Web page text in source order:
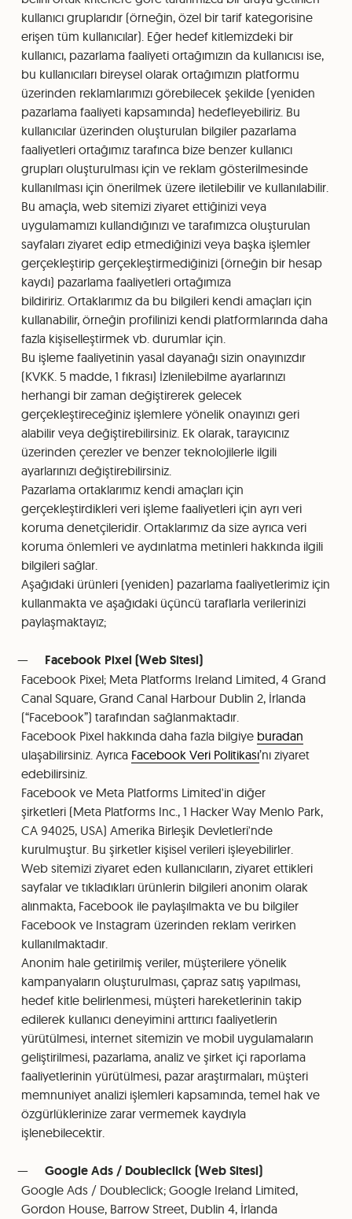
kullanıcı gruplarıdır (örneğin, özel bir tarif kategorisine
erişen tüm kullanıcılar). Eğer hedef kitlemizdeki bir
kullanıcı, pazarlama faaliyeti ortağımızın da kullanıcısı ise,
bu kullanıcıları bireysel olarak ortağımızın platformu
üzerinden reklamlarımızı görebilecek şekilde (yeniden
pazarlama faaliyeti kapsamında) hedefleyebiliriz. Bu
kullanıcılar üzerinden oluşturulan bilgiler pazarlama
faaliyetleri ortağımız tarafınca bize benzer kullanıcı
grupları oluşturulması için ve reklam gösterilmesinde
kullanılması için önerilmek üzere iletilebilir ve kullanılabilir.
Bu amaçla, web sitemizi ziyaret ettiğinizi veya
uygulamamızı kullandığınızı ve tarafımızca oluşturulan
sayfaları ziyaret edip etmediğinizi veya başka işlemler
gerçekleştirip gerçekleştirmediğinizi (örneğin bir hesap
kaydı) pazarlama faaliyetleri ortağımıza
bildiririz. Ortaklarımız da bu bilgileri kendi amaçları için
kullanabilir, örneğin profilinizi kendi platformlarında daha
fazla kişiselleştirmek vb. durumlar için.
Bu işleme faaliyetinin yasal dayanağı sizin onayınızdır
(KVKK. 5 madde, 1 fıkrası) İzlenilebilme ayarlarınızı
herhangi bir zaman değiştirerek gelecek
gerçekleştireceğiniz işlemlere yönelik onayınızı geri
alabilir veya değiştirebilirsiniz. Ek olarak, tarayıcınız
üzerinden çerezler ve benzer teknolojilerle ilgili
ayarlarınızı değiştirebilirsiniz.
Pazarlama ortaklarımız kendi amaçları için
gerçekleştirdikleri veri işleme faaliyetleri için ayrı veri
koruma denetçileridir. Ortaklarımız da size ayrıca veri
koruma önlemleri ve aydınlatma metinleri hakkında ilgili
bilgileri sağlar.
Aşağıdaki ürünleri (yeniden) pazarlama faaliyetlerimiz için
kullanmakta ve aşağıdaki üçüncü taraflarla verilerinizi
paylaşmaktayız;
Facebook Pixel (Web Sitesi)
Facebook Pixel; Meta Platforms Ireland Limited, 4 Grand
Canal Square, Grand Canal Harbour Dublin 2, İrlanda
(“Facebook”) tarafından sağlanmaktadır.
Facebook Pixel hakkında daha fazla bilgiye buradan
ulaşabilirsiniz. Ayrıca Facebook Veri Politikası’nı ziyaret
edebilirsiniz.
Facebook ve Meta Platforms Limited'in diğer
şirketleri (Meta Platforms Inc., 1 Hacker Way Menlo Park,
CA 94025, USA) Amerika Birleşik Devletleri'nde
kurulmuştur. Bu şirketler kişisel verileri işleyebilirler.
Web sitemizi ziyaret eden kullanıcıların, ziyaret ettikleri
sayfalar ve tıkladıkları ürünlerin bilgileri anonim olarak
alınmakta, Facebook ile paylaşılmakta ve bu bilgiler
Facebook ve Instagram üzerinden reklam verirken
kullanılmaktadır.
Anonim hale getirilmiş veriler, müşterilere yönelik
kampanyaların oluşturulması, çapraz satış yapılması,
hedef kitle belirlenmesi, müşteri hareketlerinin takip
edilerek kullanıcı deneyimini arttırıcı faaliyetlerin
yürütülmesi, internet sitemizin ve mobil uygulamaların
geliştirilmesi, pazarlama, analiz ve şirket içi raporlama
faaliyetlerinin yürütülmesi, pazar araştırmaları, müşteri
memnuniyet analizi işlemleri kapsamında, temel hak ve
özgürlüklerinize zarar vermemek kaydıyla
işlenebilecektir.
Google Ads / Doubleclick (Web Sitesi)
Google Ads / Doubleclick; Google Ireland Limited,
Gordon House, Barrow Street, Dublin 4, İrlanda